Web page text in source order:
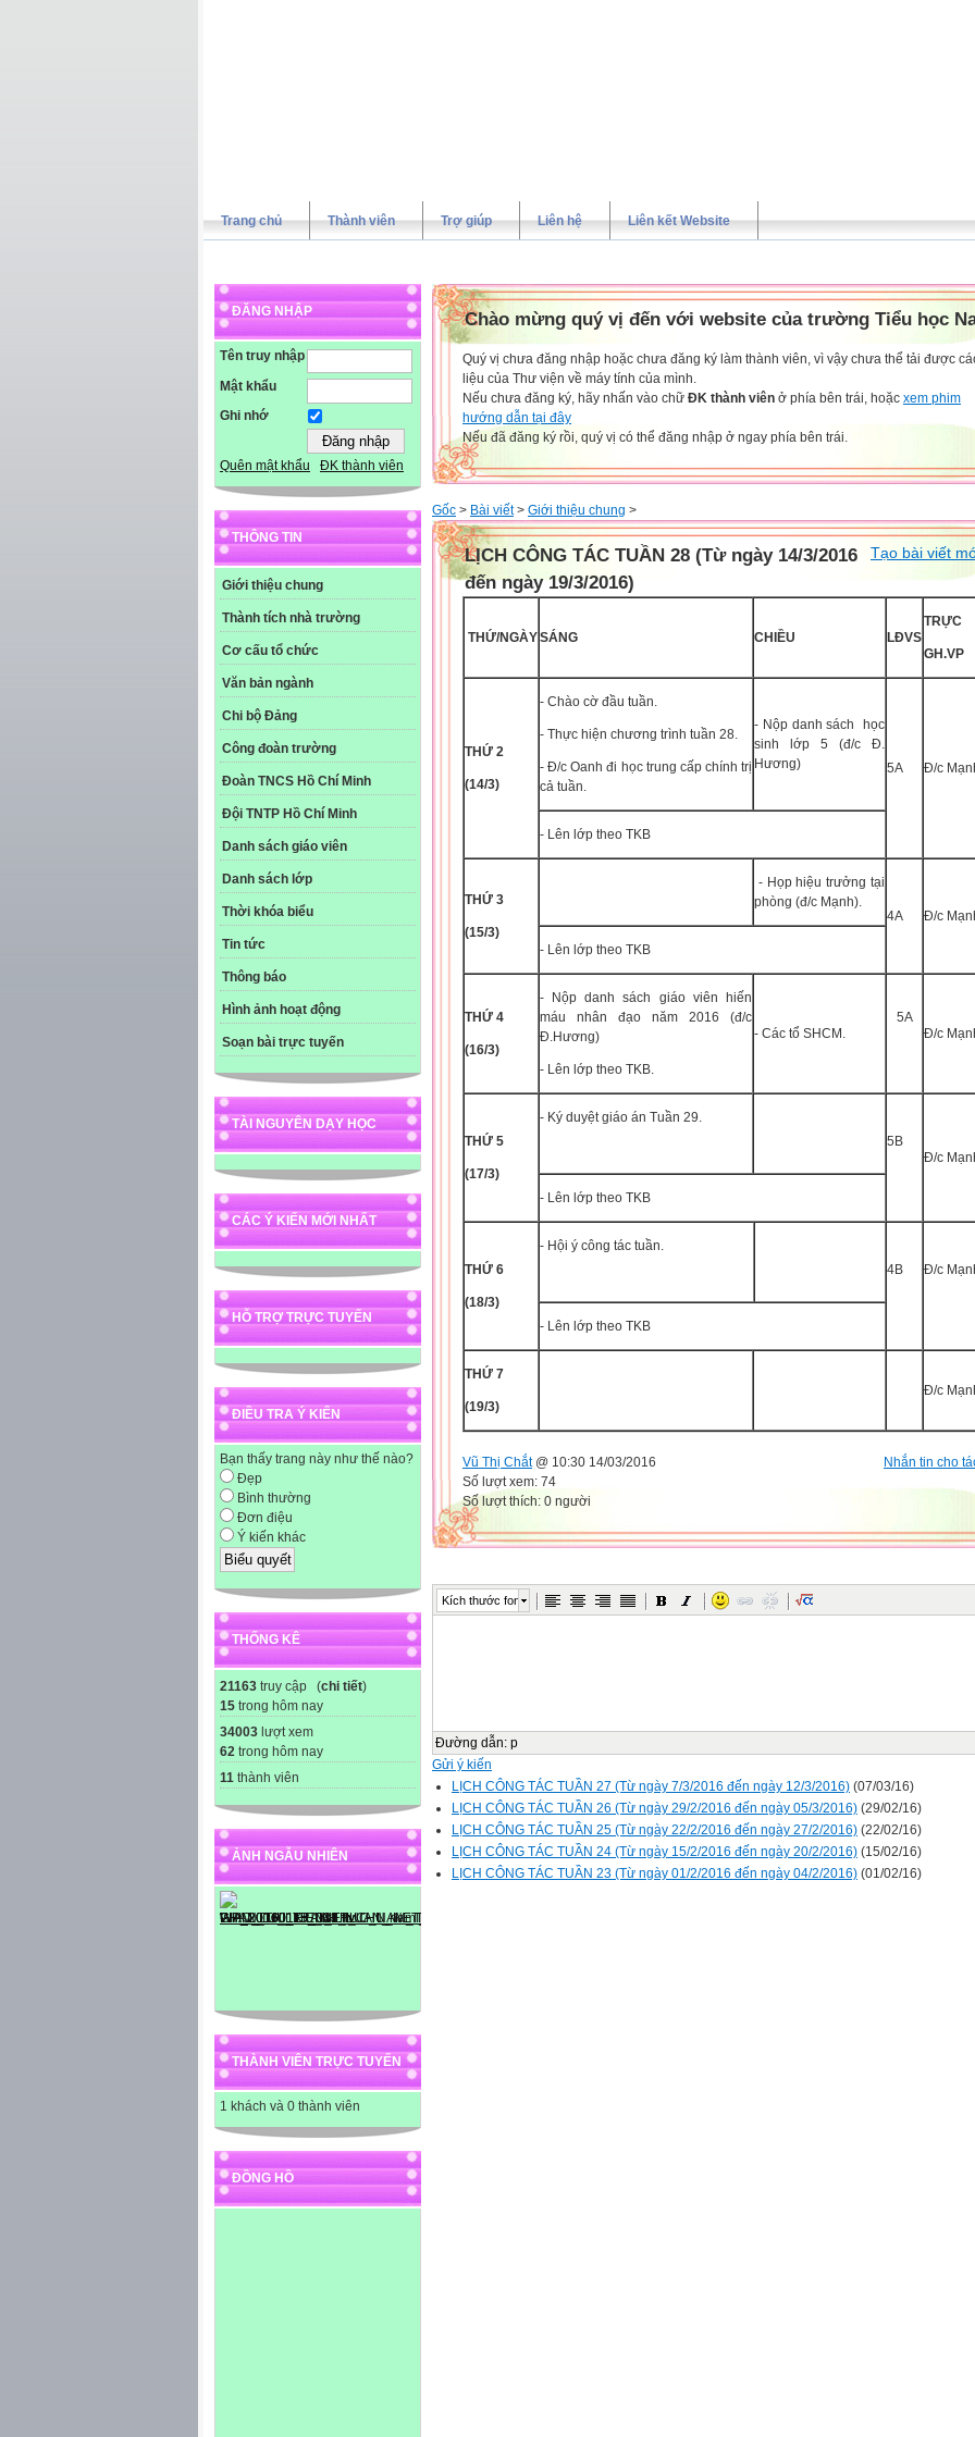
Trang chủ Thành viên Trợ giúp Liên hệ Liên kết Website
ĐĂNG NHẬP
Tên truy nhập
Mật khẩu
Ghi nhớ
Quên mật khẩu ĐK thành viên
THÔNG TIN
Giới thiệu chung
Thành tích nhà trường
Cơ cấu tổ chức
Văn bản ngành
Chi bộ Đảng
Công đoàn trường
Đoàn TNCS Hồ Chí Minh
Đội TNTP Hồ Chí Minh
Danh sách giáo viên
Danh sách lớp
Thời khóa biểu
Tin tức
Thông báo
Hình ảnh hoạt động
Soạn bài trực tuyến
TÀI NGUYÊN DẠY HỌC
CÁC Ý KIẾN MỚI NHẤT
HỖ TRỢ TRỰC TUYẾN
ĐIỀU TRA Ý KIẾN
Bạn thấy trang này như thế nào?
Đẹp
Bình thường
Đơn điệu
Ý kiến khác
THỐNG KÊ
21163 truy cập (chi tiết)
15 trong hôm nay
34003 lượt xem
62 trong hôm nay
11 thành viên
ẢNH NGẪU NHIÊN
THÀNH VIÊN TRỰC TUYẾN
1 khách và 0 thành viên
ĐỒNG HỒ
Chào mừng quý vị đến với website của trường Tiểu học
Quý vị chưa đăng nhập hoặc chưa đăng ký làm thành viên, vì vậy chưa thể tải được
liệu của Thư viện về máy tính của mình.
Nếu chưa đăng ký, hãy nhấn vào chữ ĐK thành viên ở phía bên trái, hoặc xem phim
hướng dẫn tại đây
Nếu đã đăng ký rồi, quý vị có thể đăng nhập ở ngay phía bên trái.
Gốc > Bài viết> Giới thiệu chung >
Tạo bài viết
LỊCH CÔNG TÁC TUẦN 28 (Từ ngày 14/3/2016
đến ngày 19/3/2016)
THỨ/NGÀYSÁNG CHIỀU LĐVS
TRỰC
GH.VP
THỨ 2
(14/3)
- Chào cờ đầu tuần.
- Thực hiện chương trình tuần 28.
- Đ/c Oanh đi học trung cấp chính trị
cả tuần.
- Nộp danh sách học
sinh lớp 5 (đ/c Đ.
Hương)
5A Đ/c
- Lên lớp theo TKB
THỨ 3
(15/3)
- Họp hiệu trưởng tại
phòng (đ/c Mạnh).
4A
Đ/c
- Lên lớp theo TKB
THỨ 4
(16/3)
- Nộp danh sách giáo viên hiến
máu nhân đạo năm 2016 (đ/c
Đ.Hương)
- Lên lớp theo TKB.
- Các tổ SHCM.
5A
Đ/c
THỨ 5
(17/3)
- Ký duyệt giáo án Tuần 29.
5B
Đ/c
- Lên lớp theo TKB
THỨ 6
(18/3)
- Hội ý công tác tuần.
4B
Đ/c
- Lên lớp theo TKB
THỨ 7
(19/3)
Đ/c
Nhắn tin cho
Vũ Thị Chắt@ 10:30 14/03/2016
Số lượt xem: 74
Số lượt thích: 0 người
Kích thước font
Đường dẫn: p
Gửi ý kiến
LỊCH CÔNG TÁC TUẦN 27 (Từ ngày 7/3/2016 đến ngày 12/3/2016) (07/03/16)
LỊCH CÔNG TÁC TUẦN 26 (Từ ngày 29/2/2016 đến ngày 05/3/2016) (29/02/16)
LỊCH CÔNG TÁC TUẦN 25 (Từ ngày 22/2/2016 đến ngày 27/2/2016) (22/02/16)
LỊCH CÔNG TÁC TUẦN 24 (Từ ngày 15/2/2016 đến ngày 20/2/2016) (15/02/16)
LỊCH CÔNG TÁC TUẦN 23 (Từ ngày 01/2/2016 đến ngày 04/2/2016) (01/02/16)